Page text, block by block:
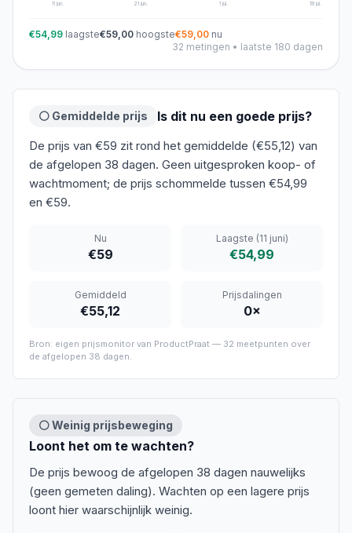
11 jun. 21 jun. 1 jul. 19 jul.
€54,99 laagste€59,00 hoogste€59,00 nu
32 metingen • laatste 180 dagen
⚪ Gemiddelde prijs Is dit nu een goede prijs?
De prijs van €59 zit rond het gemiddelde (€55,12) van
de afgelopen 38 dagen. Geen uitgesproken koop- of
wachtmoment; de prijs schommelde tussen €54,99
en €59.
Nu
€59
Laagste (11 juni)
€54,99
Gemiddeld
€55,12
Prijsdalingen
0×
Bron: eigen prijsmonitor van ProductPraat — 32 meetpunten over
de afgelopen 38 dagen.
⚪ Weinig prijsbeweging
Loont het om te wachten?
De prijs bewoog de afgelopen 38 dagen nauwelijks
(geen gemeten daling). Wachten op een lagere prijs
loont hier waarschijnlijk weinig.